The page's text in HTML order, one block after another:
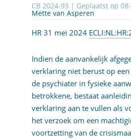
CB 2024-93 | Geplaatst op
Mette van Asperen
HR 31 mei 2024
Indien de aanvankelijk
verklaring niet berust op
de psychiater in fysieke
betrokkene, bestaat
verklaring aan te vullen als
het verzoek om een
voortzetting van de